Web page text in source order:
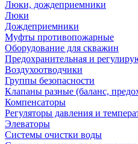
Люки, дождеприемники
Люки
Дождеприемники
Муфты противопожарные
Оборудование для скважин
Предохранительная и
Воздухоотводчики
Группы безопасности
Клапаны разные (баланс,
Компенсаторы
Регуляторы давления и
Элеваторы
Системы очистки воды